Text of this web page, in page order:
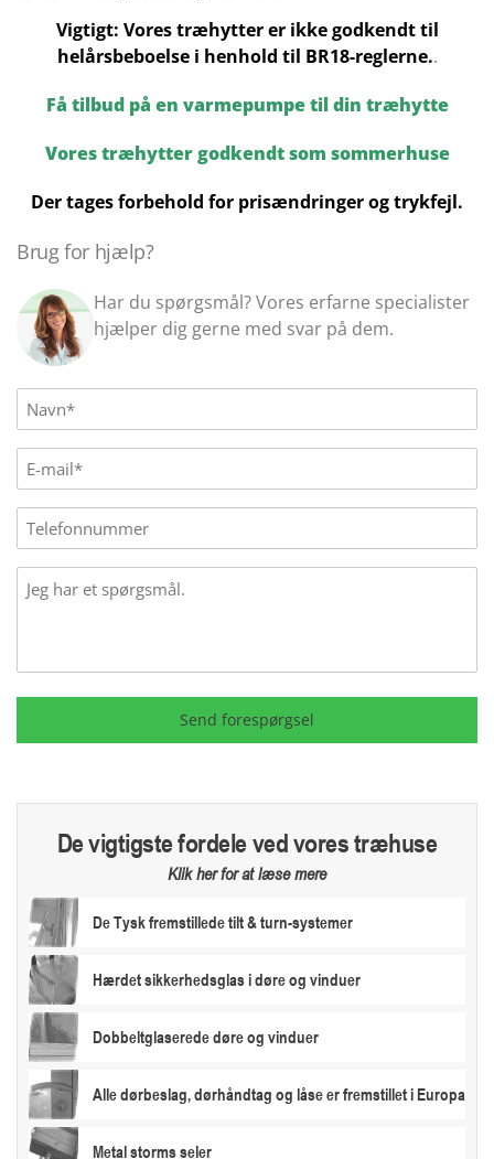
Vigtigt: Vores træhytter er ikke godkendt til
helårsbeboelse i henhold til BR18-reglerne..
Få tilbud på en varmepumpe til din træhytte
Vores træhytter godkendt som sommerhuse
Der tages forbehold for prisændringer og trykfejl.
Brug for hjælp?
Har du spørgsmål? Vores erfarne specialister
hjælper dig gerne med svar på dem.
Name(Påkrævet)
E-
mail(Påkrævet)
Phone
Message
Send forespørgsel
De vigtigste fordele ved vores træhuse
Klik her for at læse mere
De Tysk fremstillede tilt & turn-systemer
Hærdet sikkerhedsglas i døre og vinduer
Dobbeltglaserede døre og vinduer
Alle dørbeslag, dørhåndtag og låse er fremstillet i Europa
Metal storms seler